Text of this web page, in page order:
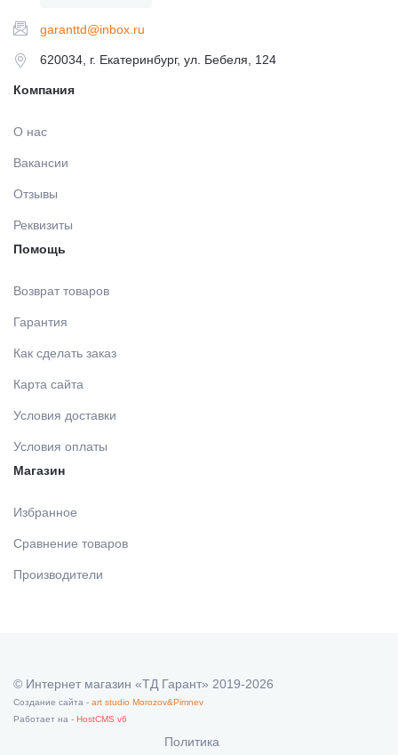
garanttd@inbox.ru
620034, г. Екатеринбург, ул. Бебеля, 124
Компания
О нас
Вакансии
Отзывы
Реквизиты
Помощь
Возврат товаров
Гарантия
Как сделать заказ
Карта сайта
Условия доставки
Условия оплаты
Магазин
Избранное
Сравнение товаров
Производители
© Интернет магазин «ТД Гарант» 2019-2026
Создание сайта - art studio Morozov&Pimnev
Работает на - HostCMS v6
Политика